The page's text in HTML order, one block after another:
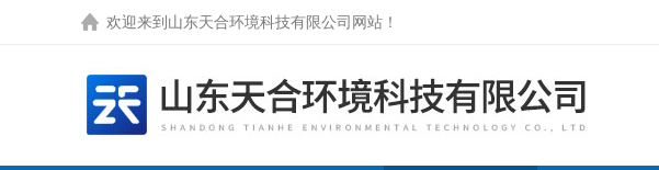
欢迎来到 山东天合环境科技有限公司网站 ！